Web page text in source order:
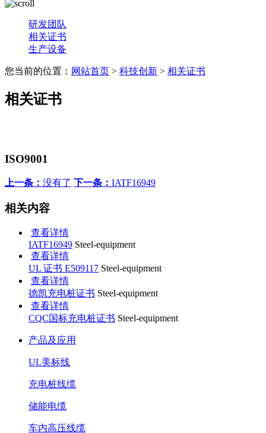
研发团队
相关证书
生产设备
您当前的位置： 网站首页 > 科技创新 > 相关证书
相关证书
ISO9001
上一条： 没有了 下一条： IATF16949
相关内容
查看详情
IATF16949 Steel-equipment
查看详情
UL 证书 E509117 Steel-equipment
查看详情
德凯充电桩证书 Steel-equipment
查看详情
CQC国标充电桩证书 Steel-equipment
产品及应用
UL美标线
充电桩线缆
储能电缆
车内高压线缆